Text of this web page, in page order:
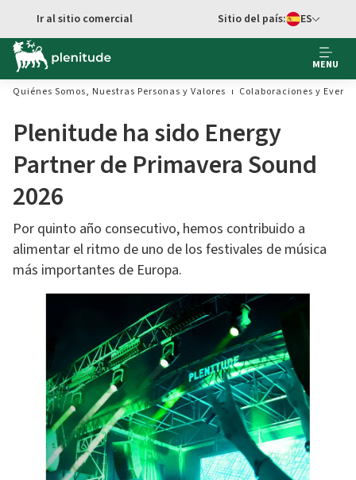
Ir al sitio comercial
cambiar idioma
Sitio del país: ES
MENU
Quiénes Somos, Nuestras Personas y Valores
Colaboraciones y
Plenitude ha sido Energy
Partner de Primavera Sound
2026
Por quinto año consecutivo, hemos contribuido a
alimentar el ritmo de uno de los festivales de música
más importantes de Europa.